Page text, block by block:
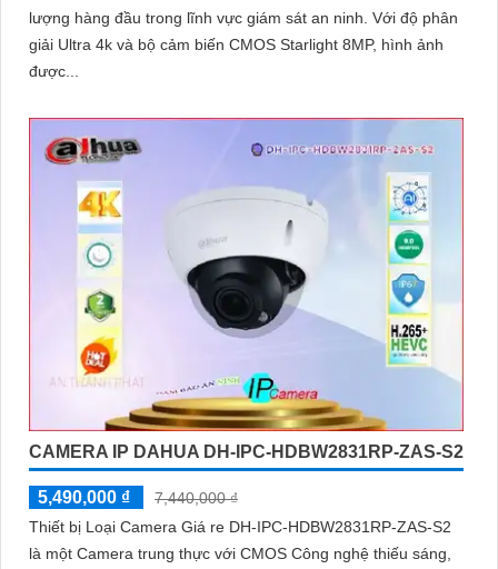
lượng hàng đầu trong lĩnh vực giám sát an ninh. Với độ phân
giải Ultra 4k và bộ cảm biến CMOS Starlight 8MP, hình ảnh
được...
CAMERA IP DAHUA DH-IPC-HDBW2831RP-ZAS-S2
5,490,000 ₫
7,440,000 ₫
Thiết bị Loại Camera Giá re DH-IPC-HDBW2831RP-ZAS-S2
là một Camera trung thực với CMOS Công nghệ thiếu sáng,